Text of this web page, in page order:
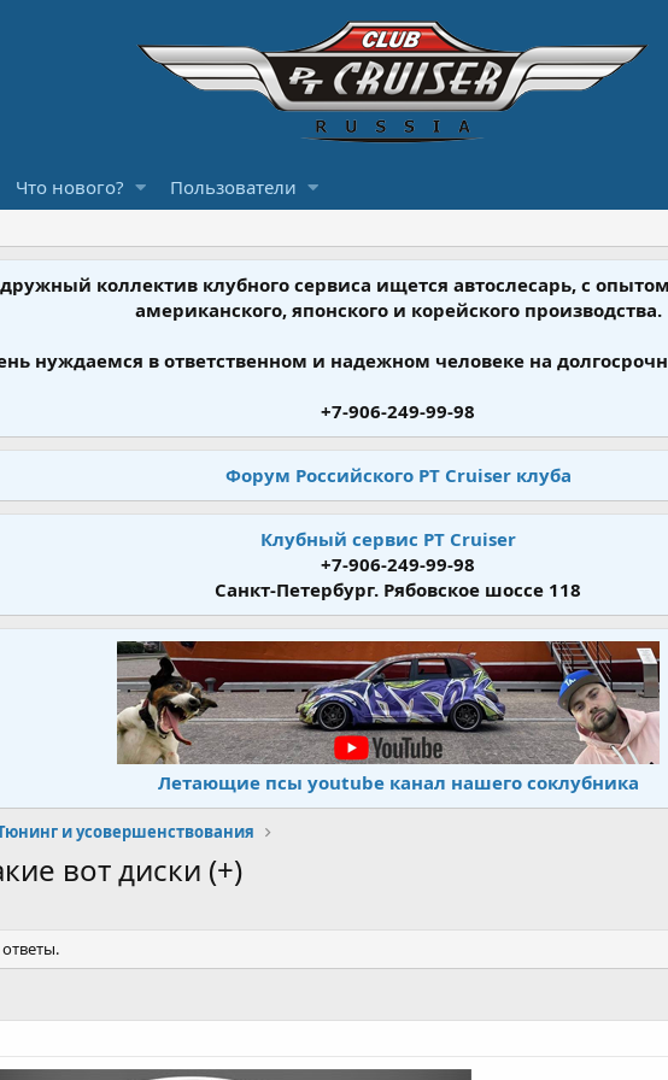
Что нового? Пользователи
коллектив клубного сервиса ищется автослесарь, с
американского, японского и корейского производства.
нуждаемся в ответственном и надежном человеке на
+7-906-249-99-98
Форум Российского PT Cruiser клуба
Клубный сервис PT Cruiser
+7-906-249-99-98
Санкт-Петербург. Рябовское шоссе 118
Летающие псы youtube канал нашего соклубника
и усовершенствования
вот диски (+)